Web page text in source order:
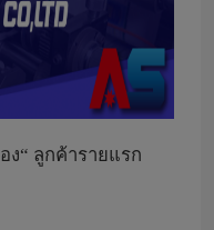
ง“ ลูกค้ารายแรก